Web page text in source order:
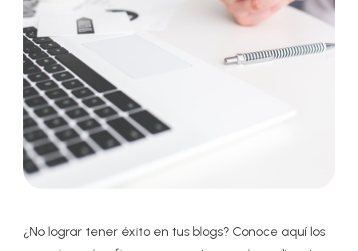
¿No lograr tener éxito en tus blogs? Conoce aquí los